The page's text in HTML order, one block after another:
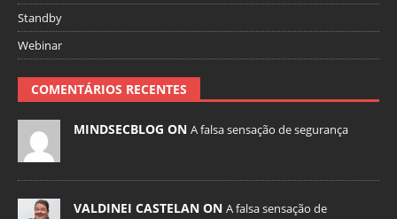
Standby
Webinar
COMENTÁRIOS RECENTES
MINDSECBLOG ON A falsa sensação de segurança
VALDINEI CASTELAN ON A falsa sensação de